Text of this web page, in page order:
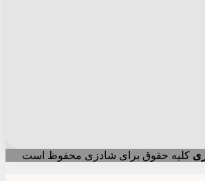
کلیه حقوق برای شادزی محفوظ است